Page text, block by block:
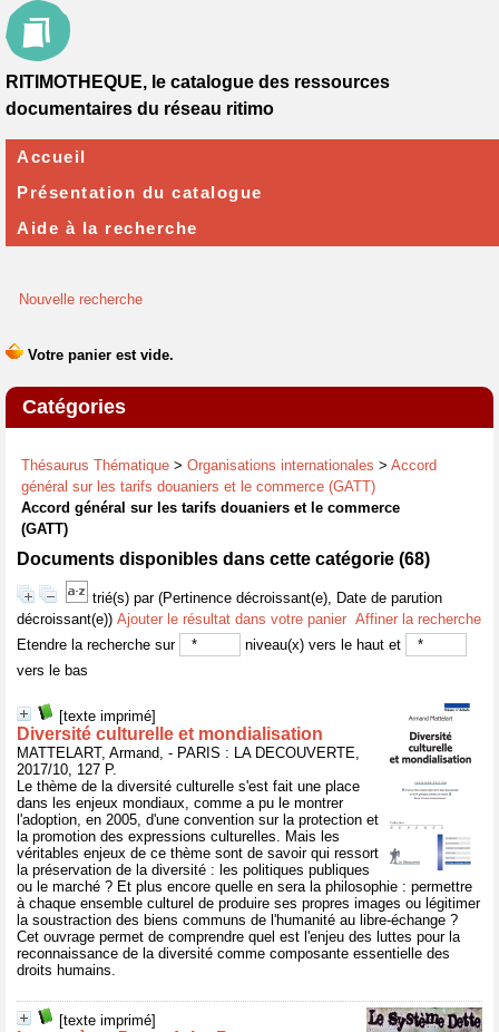
Nouvelle recherche
Catégories
Thésaurus Thématique > Organisations internationales > Accord
général sur les tarifs douaniers et le commerce (GATT)
Accord général sur les tarifs douaniers et le commerce
(GATT)
Documents disponibles dans cette catégorie (68)
trié(s) par (Pertinence décroissant(e), Date de parution
décroissant(e)) Ajouter le résultat dans votre panier Affiner la recherche
Etendre la recherche sur
niveau(x) vers le haut et
vers le bas
[texte imprimé]
Diversité culturelle et mondialisation
MATTELART, Armand, - PARIS : LA DECOUVERTE,
2017/10, 127 P.
Le thème de la diversité culturelle s'est fait une place
dans les enjeux mondiaux, comme a pu le montrer
l'adoption, en 2005, d'une convention sur la protection et
la promotion des expressions culturelles. Mais les
véritables enjeux de ce thème sont de savoir qui ressort
la préservation de la diversité : les politiques publiques
ou le marché ? Et plus encore quelle en sera la philosophie : permettre
à chaque ensemble culturel de produire ses propres images ou légitimer
la soustraction des biens communs de l'humanité au libre-échange ?
Cet ouvrage permet de comprendre quel est l'enjeu des luttes pour la
reconnaissance de la diversité comme composante essentielle des
droits humains.
[texte imprimé]
RITIMOTHEQUE, le catalogue des ressources
documentaires du réseau ritimo
Accueil
Présentation du catalogue
Aide à la recherche